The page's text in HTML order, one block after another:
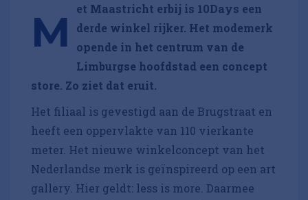
M
et Maastricht erbij is 10Days een
derde winkel rijker. Het modemerk
opende in het centrum van de
Limburgse hoofdstad een concept
store. Zo ziet dat eruit.
Het filiaal is gevestigd aan de Brugstraat en
heeft een oppervlakte van 110 vierkante
meter. Het nieuwe winkelconcept van het
Nederlandse merk is geïnspireerd op een art
gallery. Hier geldt: less is more. Daarmee